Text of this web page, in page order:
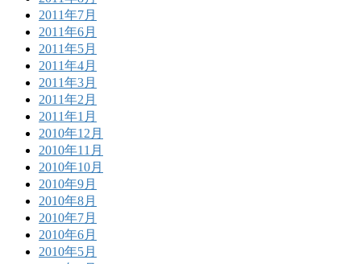
2011年7月
2011年6月
2011年5月
2011年4月
2011年3月
2011年2月
2011年1月
2010年12月
2010年11月
2010年10月
2010年9月
2010年8月
2010年7月
2010年6月
2010年5月